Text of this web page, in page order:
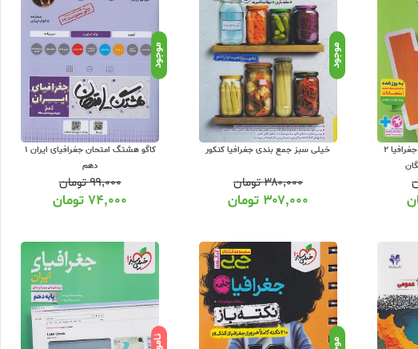
اینترنتی کتابهای کمک درسی از پایه تا کنکور با سابقه 15 ساله در امر توزیع و فروش کتابهای کمک آموزشی و کودک و نوجوان در سراسر کشور آماده ارسال سفارشات شما
و درب منزل تحویل بگیرید. عشق کتاب جامع ترین و به روز ترین وب سایت فروش اینترنتی
آموزشی و نماینده مستقیم ناشران معتبر کمک آموزشی با بیش از 11000 عنوان کتاب و سابقه 15 ساله در امر توزیع کتاب، علاوه بر ارسال سفارشات شما روی هر خرید یک هدیه رایگان به شما تقدیم
نمایید. برای اطلاع از شرایط ویژه تخفیف و جشنواره های عشق کتاب اینستاگرام عشق کتاب را
خیلی سبز ماجرای بیست جغرافیا 2
موجود
خیلی سبز جمع بندی جغرافیا کنکور
۳۸۰,۰۰۰تومان
۳۰۷,۰۰۰ تومان
موجود
کاگو هشتگ امتحان جغرافیای ایران 1
دهم
۹۹,۰۰۰تومان
۷۴,۰۰۰تومان